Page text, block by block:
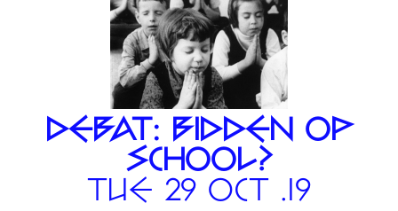
DEBAT: BIDDEN OP
SCHOOL?
TUE 29 OCT .19